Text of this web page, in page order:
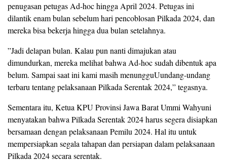
penugasan petugas Ad-hoc hingga April 2024. Petugas ini
dilantik enam bulan sebelum hari pencoblosan Pilkada 2024, dan
mereka bisa bekerja hingga dua bulan setelahnya.
”Jadi delapan bulan. Kalau pun nanti dimajukan atau
dimundurkan, mereka melihat bahwa Ad-hoc sudah dibentuk apa
belum. Sampai saat ini kami masih menungguUundang-undang
terbaru tentang pelaksanaan Pilkada Serentak 2024,” tegasnya.
Sementara itu, Ketua KPU Provinsi Jawa Barat Ummi Wahyuni
menyatakan bahwa Pilkada Serentak 2024 harus segera disiapkan
bersamaan dengan pelaksanaan Pemilu 2024. Hal itu untuk
mempersiapkan segala tahapan dan persiapan dalam pelaksanaan
Pilkada 2024 secara serentak.